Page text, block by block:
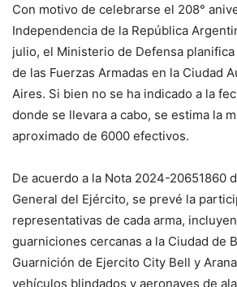
Con motivo de celebrarse el 208°
Independencia de la República
julio, el Ministerio de Defensa
de las Fuerzas Armadas en la Ciudad
Aires. Si bien no se ha indicado a la
donde se llevara a cabo, se estima la
aproximado de 6000 efectivos.
De acuerdo a la Nota 2024-20651860
General del Ejército, se prevé la
representativas de cada arma,
guarniciones cercanas a la Ciudad de
Guarnición de Ejercito City Bell y
vehículos blindados y aeronaves de